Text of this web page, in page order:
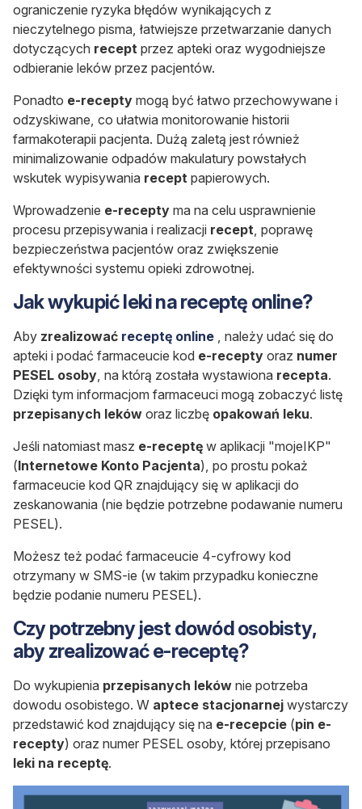
ograniczenie ryzyka błędów wynikających z
nieczytelnego pisma, łatwiejsze przetwarzanie danych
dotyczących recept przez apteki oraz wygodniejsze
odbieranie leków przez pacjentów.
Ponadto e-recepty mogą być łatwo przechowywane i
odzyskiwane, co ułatwia monitorowanie historii
farmakoterapii pacjenta. Dużą zaletą jest również
minimalizowanie odpadów makulatury powstałych
wskutek wypisywania recept papierowych.
Wprowadzenie e-recepty ma na celu usprawnienie
procesu przepisywania i realizacji recept , poprawę
bezpieczeństwa pacjentów oraz zwiększenie
efektywności systemu opieki zdrowotnej.
Jak wykupić leki na receptę online?
Aby zrealizować receptę online , należy udać się do
apteki i podać farmaceucie kod e-recepty oraz numer
PESEL osoby , na którą została wystawiona recepta.
Dzięki tym informacjom farmaceuci mogą zobaczyć listę
przepisanych leków oraz liczbę opakowań leku.
Jeśli natomiast masz e-receptę w aplikacji "mojeIKP"
(Internetowe Konto Pacjenta), po prostu pokaż
farmaceucie kod QR znajdujący się w aplikacji do
zeskanowania (nie będzie potrzebne podawanie numeru
PESEL).
Możesz też podać farmaceucie 4-cyfrowy kod
otrzymany w SMS-ie (w takim przypadku konieczne
będzie podanie numeru PESEL).
Czy potrzebny jest dowód osobisty,
aby zrealizować e-receptę?
Do wykupienia przepisanych leków nie potrzeba
dowodu osobistego. W aptece stacjonarnej wystarczy
przedstawić kod znajdujący się na e-recepcie (pin e-
recepty) oraz numer PESEL osoby, której przepisano
leki na receptę.